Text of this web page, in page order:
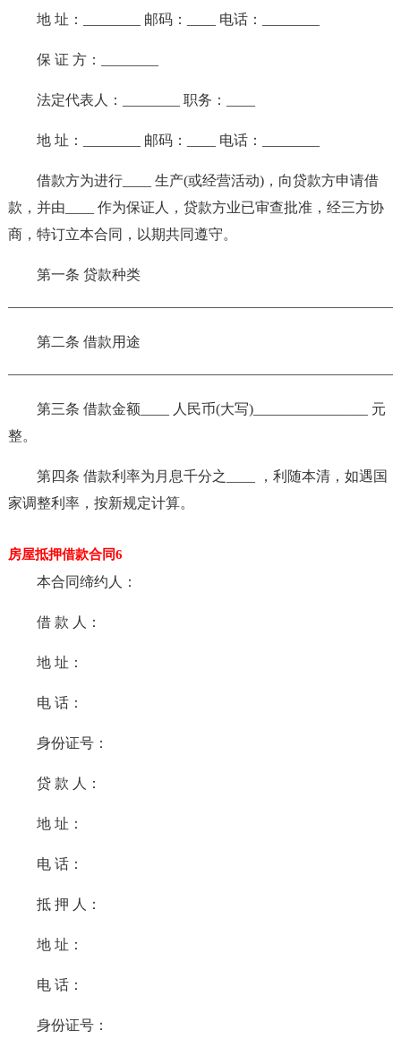
地 址：________ 邮码：____ 电话：________
保 证 方：________
法定代表人：________ 职务：____
地 址：________ 邮码：____ 电话：________
借款方为进行____ 生产(或经营活动)，向贷款方申请借
款，并由____ 作为保证人，贷款方业已审查批准，经三方协
商，特订立本合同，以期共同遵守。
第一条 贷款种类
第二条 借款用途
第三条 借款金额____ 人民币(大写)________________ 元
整。
第四条 借款利率为月息千分之____ ，利随本清，如遇国
家调整利率，按新规定计算。
房屋抵押借款合同6
本合同缔约人：
借 款 人：
地 址：
电 话：
身份证号：
贷 款 人：
地 址：
电 话：
抵 押 人：
地 址：
电 话：
身份证号：